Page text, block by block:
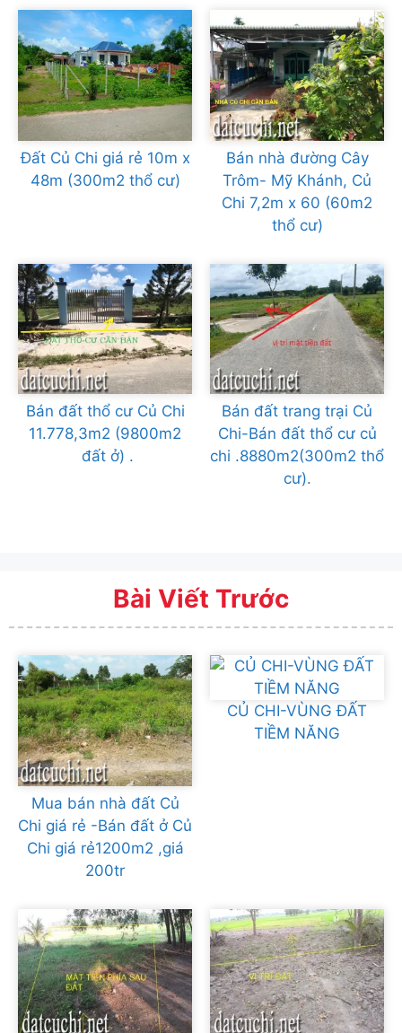
Đất Củ Chi giá rẻ 10m x
48m (300m2 thổ cư)
Bán nhà đường Cây
Trôm- Mỹ Khánh, Củ
Chi 7,2m x 60 (60m2
thổ cư)
Bán đất thổ cư Củ Chi
11.778,3m2 (9800m2
đất ở) .
Bán đất trang trại Củ
Chi-Bán đất thổ cư củ
chi .8880m2(300m2 thổ
cư).
Bài Viết Trước
Mua bán nhà đất Củ
Chi giá rẻ -Bán đất ở Củ
Chi giá rẻ1200m2 ,giá
200tr
CỦ CHI-VÙNG ĐẤT
TIỀM NĂNG